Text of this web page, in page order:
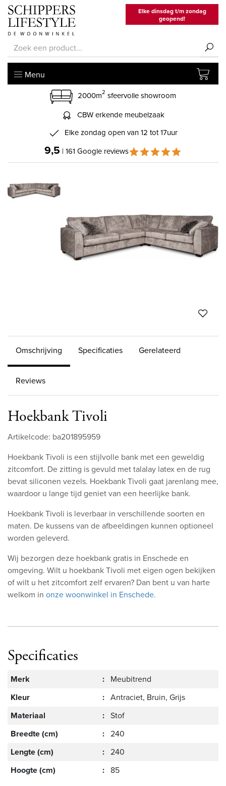
Elke dinsdag t/m zondag
geopend!
Menu
2000m2 sfeervolle showroom
CBW erkende meubelzaak
Elke zondag open van 12 tot 17uur
9,5 | 161 Google reviews
Omschrijving Specificaties Gerelateerd
Reviews
Hoekbank Tivoli
Artikelcode: ba201895959
Hoekbank Tivoli is een stijlvolle bank met een geweldig
zitcomfort. De zitting is gevuld met talalay latex en de rug
bevat siliconen vezels. Hoekbank Tivoli gaat jarenlang mee,
waardoor u lange tijd geniet van een heerlijke bank.
Hoekbank Tivoli is leverbaar in verschillende soorten en
maten. De kussens van de afbeeldingen kunnen optioneel
worden geleverd.
Wij bezorgen deze hoekbank gratis in Enschede en
omgeving. Wilt u hoekbank Tivoli met eigen ogen bekijken
of wilt u het zitcomfort zelf ervaren? Dan bent u van harte
welkom in onze woonwinkel in Enschede.
Specificaties
Merk : Meubitrend
Kleur
: Antraciet, Bruin, Grijs
Materiaal
: Stof
Breedte (cm)
: 240
Lengte (cm)
: 240
Hoogte (cm)
: 85